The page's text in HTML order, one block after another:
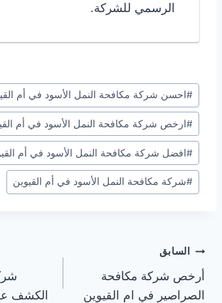
الرسمي للشركة.
وسوم
المقال:
#احسن شركة مكافحة النمل الأسود في أم
#ارخص شركة مكافحة النمل الأسود في أم
#افضل شركة مكافحة النمل الأسود في أم
#شركة مكافحة النمل الأسود في أم القيوين
تصفّح
المقالات
السابق
أرخص شركة مكافحة
الصراصير في ام القيوين
الكشف